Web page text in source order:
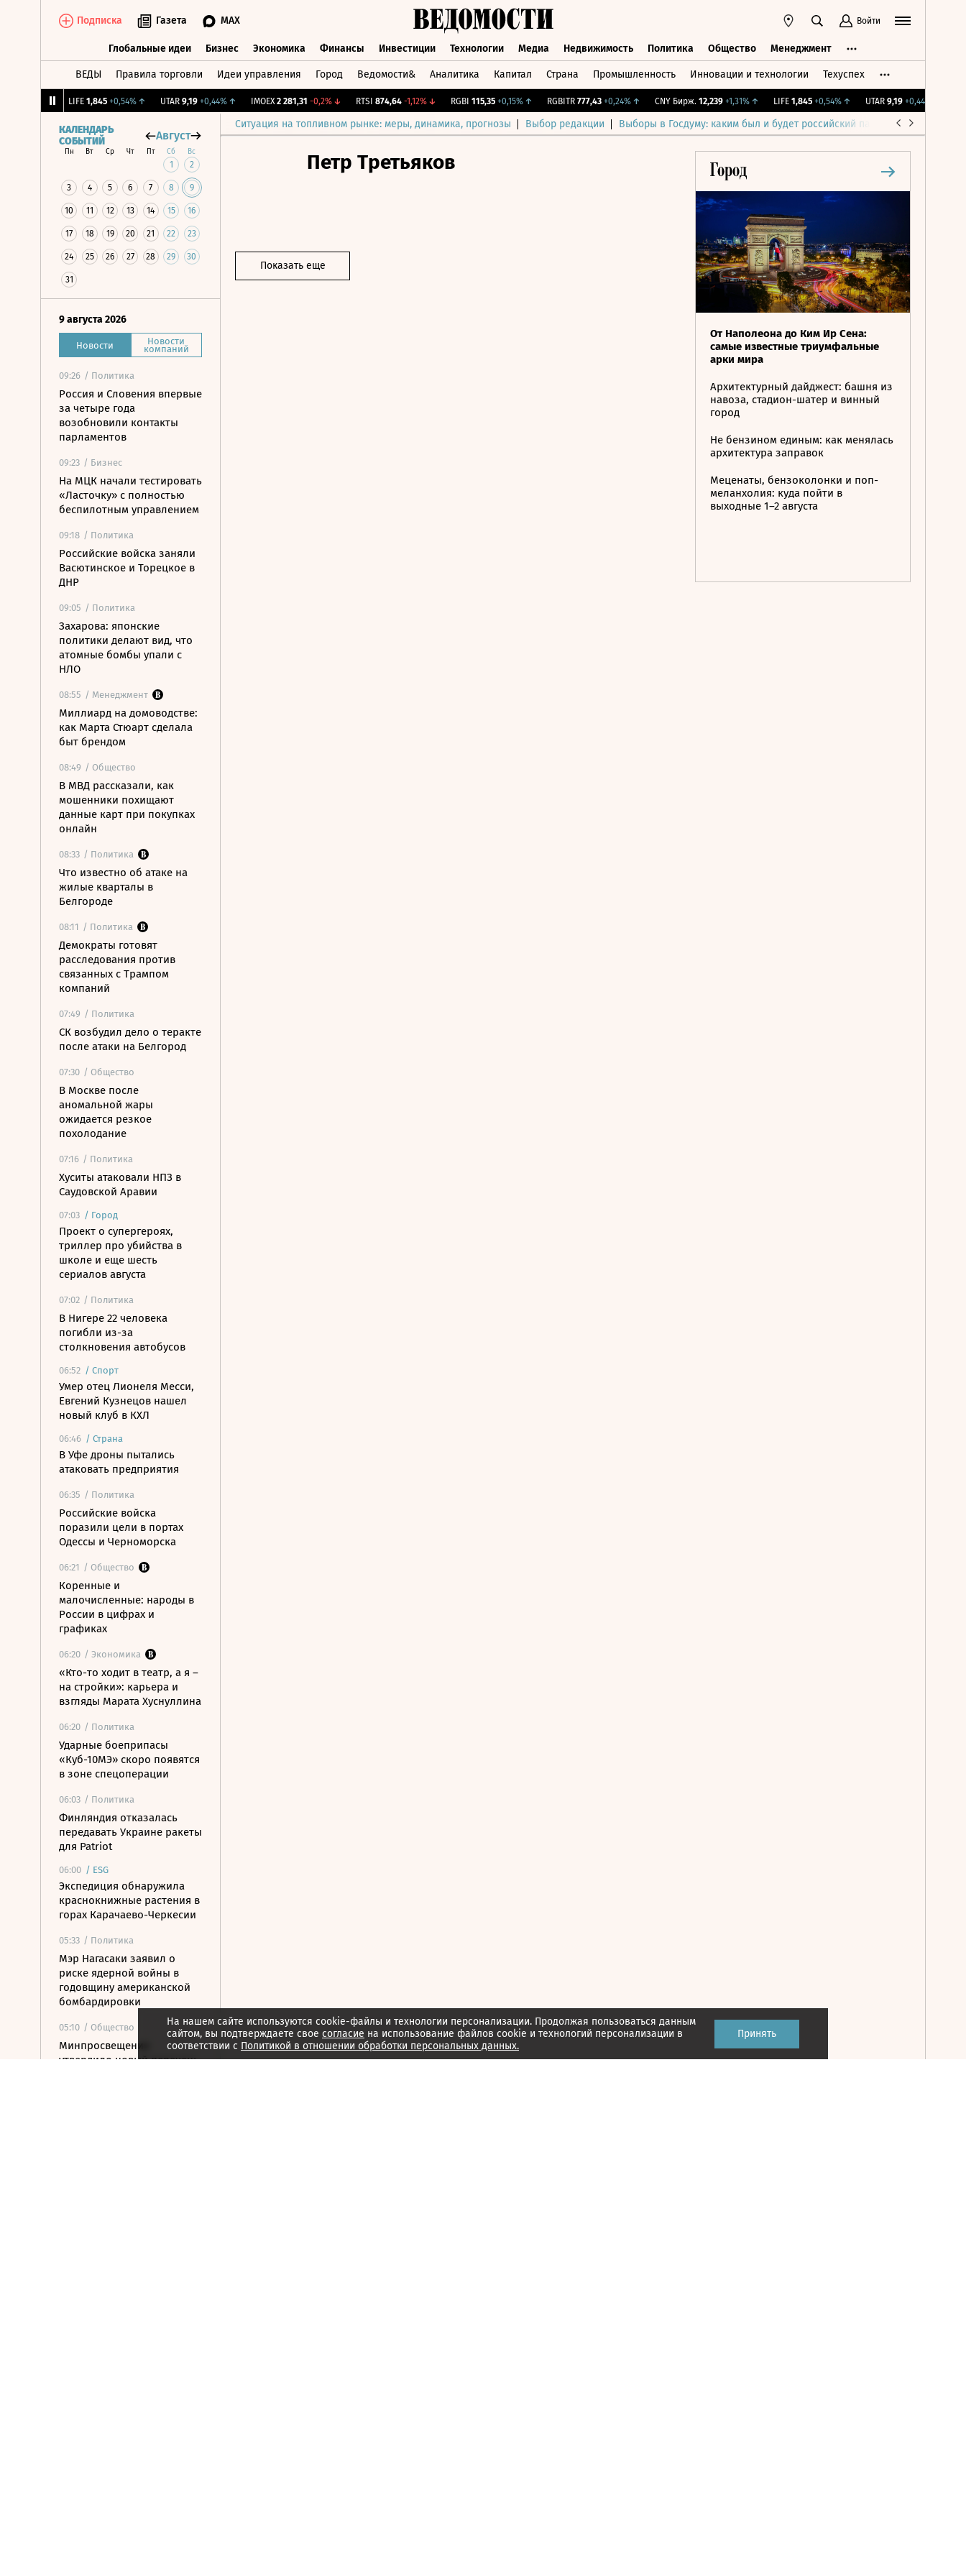
Подписка Газета MAX Войти
Глобальные идеи Бизнес Экономика Финансы Инвестиции Технологии Медиа Недвижимость Политика Общество Менеджмент
ВЕДЫ Правила торговли Идеи управления Город Ведомости& Аналитика Капитал Страна Промышленность Инновации и технологии Техуспех
1,845 +0,54%↑ UTAR 9,19 +0,44%↑ IMOEX 2 281,31 -0,2%↓ RTSI 874,64 -1,12% ↓ RGBI 115,35 +0,15% ↑ RGBITR 777,43 +0,24%↑ CNY Бирж. 12,239 +1,31%↑ 1,845 +0,54%↑ UTAR 9,19 +0,44%↑
Ситуация на топливном рынке: меры, динамика, прогнозы Выбор редакции Выборы в Госдуму: каким был и будет российский парламент
КАЛЕНДАРЬ
СОБЫТИЙ
Август
Пн Вт Ср Чт Пт Сб Вс
1 2
3 4 5 6 7 8 9
10 11 12 13 14 15 16
17 18 19 20 21 22 23
24 25 26 27 28 29 30
31
9 августа 2026
Новости Новости
компаний
09:26 / Политика
Россия и Словения впервые
за четыре года
возобновили контакты
парламентов
09:23 / Бизнес
На МЦК начали тестировать
«Ласточку» с полностью
беспилотным управлением
09:18 / Политика
Российские войска заняли
Васютинское и Торецкое в
ДНР
09:05 / Политика
Захарова: японские
политики делают вид, что
атомные бомбы упали с
НЛО
08:55 / Менеджмент
Миллиард на домоводстве:
как Марта Стюарт сделала
быт брендом
08:49 / Общество
В МВД рассказали, как
мошенники похищают
данные карт при покупках
онлайн
08:33 / Политика
Что известно об атаке на
жилые кварталы в
Белгороде
08:11 / Политика
Демократы готовят
расследования против
связанных с Трампом
компаний
07:49 / Политика
СК возбудил дело о теракте
после атаки на Белгород
07:30 / Общество
В Москве после
аномальной жары
ожидается резкое
похолодание
07:16 / Политика
Хуситы атаковали НПЗ в
Саудовской Аравии
07:03 / Город
Проект о супергероях,
триллер про убийства в
школе и еще шесть
сериалов августа
07:02 / Политика
В Нигере 22 человека
погибли из-за
столкновения автобусов
06:52 / Спорт
Умер отец Лионеля Месси,
Евгений Кузнецов нашел
новый клуб в КХЛ
06:46 / Страна
В Уфе дроны пытались
атаковать предприятия
06:35 / Политика
Российские войска
поразили цели в портах
Одессы и Черноморска
06:21 / Общество
Коренные и
малочисленные: народы в
России в цифрах и
графиках
06:20 / Экономика
«Кто-то ходит в театр, а я –
на стройки»: карьера и
взгляды Марата Хуснуллина
06:20 / Политика
Ударные боеприпасы
«Куб-10МЭ» скоро появятся
в зоне спецоперации
06:03 / Политика
Финляндия отказалась
передавать Украине ракеты
для Patriot
06:00 / ESG
Экспедиция обнаружила
краснокнижные растения в
горах Карачаево-Черкесии
05:33 / Политика
Мэр Нагасаки заявил о
риске ядерной войны в
годовщину американской
бомбардировки
05:10 / Общество
Минпросвещения
утвердило новый перечень
Петр Третьяков
Показать еще
От Наполеона до Ким Ир Сена:
самые известные триумфальные
арки мира
Архитектурный дайджест: башня из
навоза, стадион-шатер и винный
город
Не бензином единым: как менялась
архитектура заправок
Меценаты, бензоколонки и поп-
меланхолия: куда пойти в
выходные 1–2 августа
На нашем сайте используются cookie-файлы и технологии персонализации. Продолжая пользоваться данным
сайтом, вы подтверждаете свое согласие на использование файлов cookie и технологий персонализации в
соответствии с Политикой в отношении обработки персональных данных.
Принять